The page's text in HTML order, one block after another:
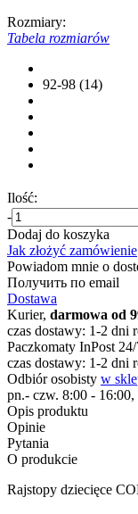
Rozmiary:
Tabela rozmiarów
92-98 (14)
Ilość:
-
Dodaj do koszyka
Jak złożyć zamówienie
Powiadom mnie o
Получить по email
Dostawa
Kurier, darmowa od
czas dostawy: 1-2 dni
Paczkomaty InPost 24/
czas dostawy: 1-2 dni
Odbiór osobisty w
pn.- czw. 8:00 -
Opis produktu
Opinie
Pytania
O produkcie
Rajstopy dziecięce